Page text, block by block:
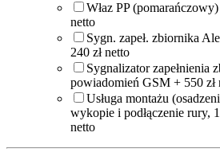
Właz PP
netto
Sygn. zapeł. zbiornika
240 zł netto
Sygnalizator zapełnienia
powiadomień GSM + 550 zł
Usługa montażu
wykopie i podłączenie rury,
netto